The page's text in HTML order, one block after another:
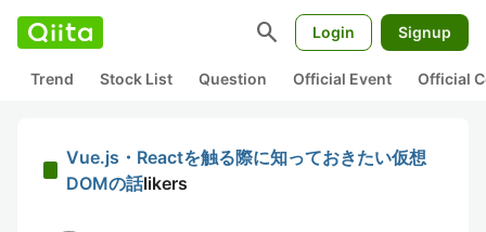
search Login Signup
Trend Stock List Question Official Event Official
Vue.js・Reactを触る際に知っておきたい仮想
DOMの話likers